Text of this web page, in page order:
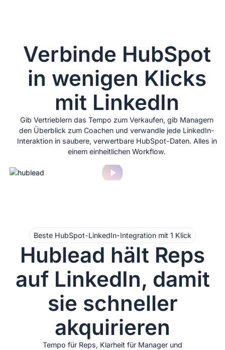
Verbinde HubSpot
in wenigen Klicks
mit LinkedIn
Gib Vertrieblern das Tempo zum Verkaufen, gib Managern
den Überblick zum Coachen und verwandle jede LinkedIn-
Interaktion in saubere, verwertbare HubSpot-Daten. Alles in
einem einheitlichen Workflow.
Beste HubSpot-LinkedIn-Integration mit 1 Klick
Hublead hält Reps
auf LinkedIn, damit
sie schneller
akquirieren
Tempo für Reps, Klarheit für Manager und